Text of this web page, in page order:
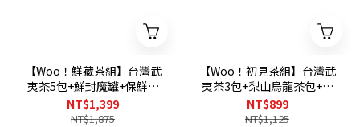
【Woo！鮮藏茶組】台灣武
夷茶5包+鮮封魔罐+保鮮密
封夾
NT$1,399
NT$1,875
【Woo！初見茶組】台灣武
夷茶3包+梨山烏龍茶包+梨
山紅烏龍茶包
NT$899
NT$1,125